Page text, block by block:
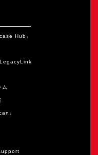
Hub』
LegacyLink
ム
』